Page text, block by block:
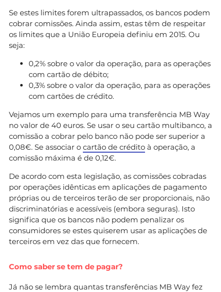
Se estes limites forem ultrapassados, os bancos podem
cobrar comissões. Ainda assim, estas têm de respeitar
os limites que a União Europeia definiu em 2015. Ou
seja:
0,2% sobre o valor da operação, para as operações
com cartão de débito;
0,3% sobre o valor da operação, para as operações
com cartões de crédito.
Vejamos um exemplo para uma transferência MB Way
no valor de 40 euros. Se usar o seu cartão multibanco, a
comissão a cobrar pelo banco não pode ser superior a
0,08€. Se associar o cartão de crédito à operação, a
comissão máxima é de 0,12€.
De acordo com esta legislação, as comissões cobradas
por operações idênticas em aplicações de pagamento
próprias ou de terceiros terão de ser proporcionais, não
discriminatórias e acessíveis (embora seguras). Isto
significa que os bancos não podem penalizar os
consumidores se estes quiserem usar as aplicações de
terceiros em vez das que fornecem.
Como saber se tem de pagar?
Já não se lembra quantas transferências MB Way fez